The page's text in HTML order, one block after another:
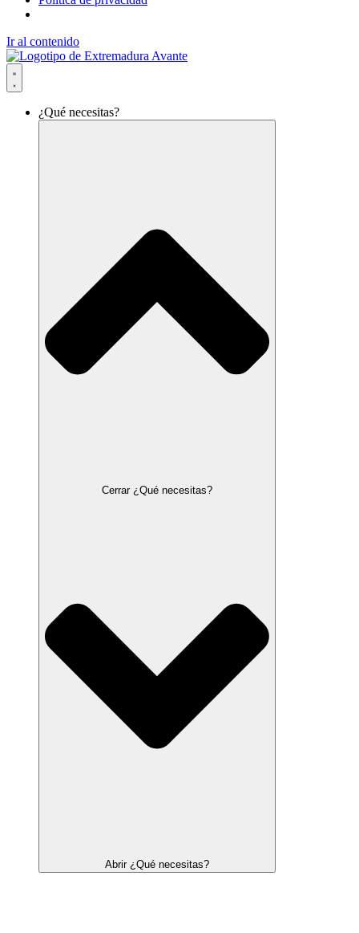
Ir al contenido
¿Qué necesitas?
Cerrar ¿Qué necesitas?
Abrir ¿Qué necesitas?